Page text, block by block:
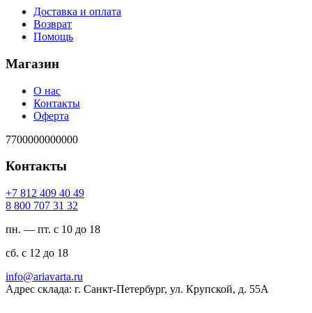
Доставка и оплата
Возврат
Помощь
Магазин
О нас
Контакты
Оферта
7700000000000
Контакты
94 04 904 218 7+
23 13 707 008 8
пн. — пт. с 10 до 18
сб. с 12 до 18
ur.atravaira@ofni
Адрес склада: г. Санкт-Петербург, ул. Крупской, д. 55А